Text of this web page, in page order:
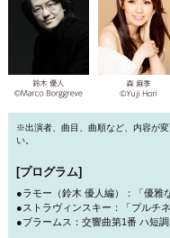
※出演者、曲目、曲順など、内容が
い。
[プログラム]
●ラモー（鈴木 優人編）：「優雅
●ストラヴィンスキー：「プルチ
●ブラームス：交響曲第1番 ハ短